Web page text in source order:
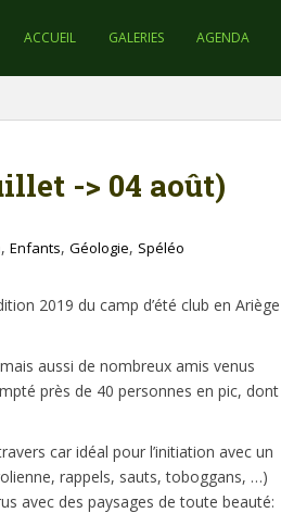
ACCUEIL GALERIES AGENDA
-> 04 août)
, Enfants, Géologie, Spéléo
2019 du camp d’été club en Ariège
aussi de nombreux amis venus
près de 40 personnes en pic, dont
car idéal pour l’initiation avec un
rappels, sauts, toboggans, …)
avec des paysages de toute beauté: